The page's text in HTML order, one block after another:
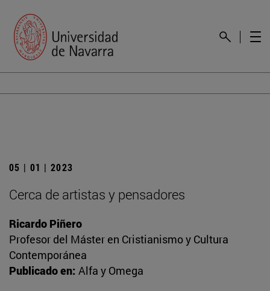
05 | 01 | 2023
Cerca de artistas y pensadores
Ricardo Piñero
Profesor del Máster en Cristianismo y Cultura
Contemporánea
Publicado en: Alfa y Omega